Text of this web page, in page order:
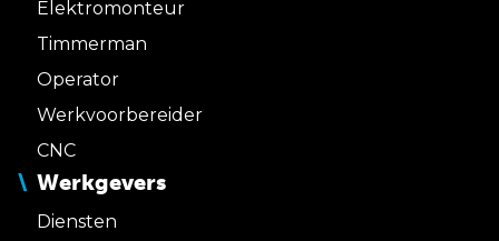
Elektromonteur
Timmerman
Operator
Werkvoorbereider
CNC
Werkgevers
Diensten